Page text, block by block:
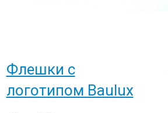
Флешки с
логотипом Baulux